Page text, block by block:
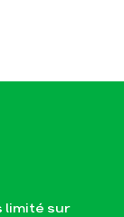
limité sur